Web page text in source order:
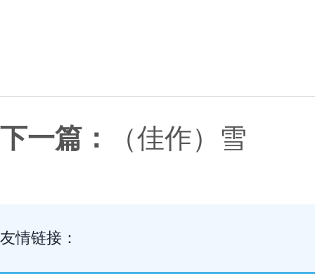
下一篇： （佳作）雪
友情链接：